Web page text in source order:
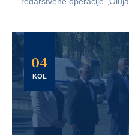
04
KOL